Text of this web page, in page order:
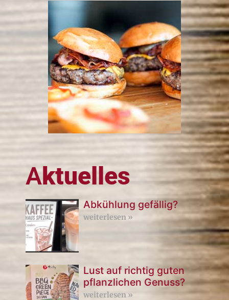
Aktuelles
Abkühlung gefällig?
weiterlesen »
Lust auf richtig guten
pflanzlichen Genuss?
weiterlesen »